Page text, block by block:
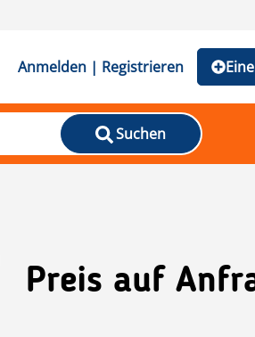
Anmelden | Registrieren
Suchen
Preis auf